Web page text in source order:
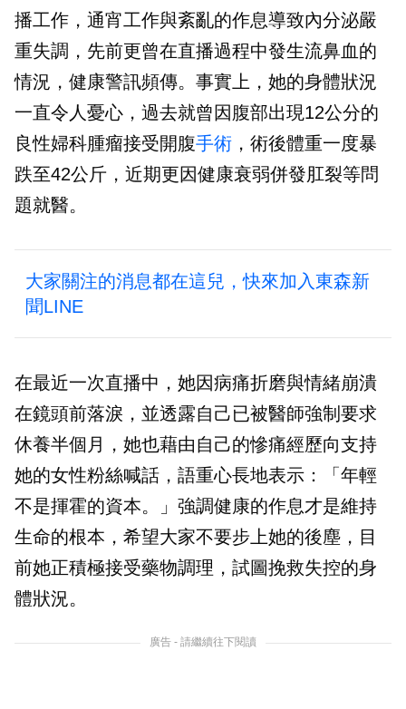
播工作，通宵工作與紊亂的作息導致內分泌嚴
重失調，先前更曾在直播過程中發生流鼻血的
情況，健康警訊頻傳。事實上，她的身體狀況
一直令人憂心，過去就曾因腹部出現12公分的
良性婦科腫瘤接受開腹手術 ，術後體重一度暴
跌至42公斤，近期更因健康衰弱併發肛裂等問
題就醫。
大家關注的消息都在這兒，快來加入東森新
聞LINE
在最近一次直播中，她因病痛折磨與情緒崩潰
在鏡頭前落淚，並透露自己已被醫師強制要求
休養半個月，她也藉由自己的慘痛經歷向支持
她的女性粉絲喊話，語重心長地表示：「年輕
不是揮霍的資本。」強調健康的作息才是維持
生命的根本，希望大家不要步上她的後塵，目
前她正積極接受藥物調理，試圖挽救失控的身
體狀況。
廣告 - 請繼續往下閱讀